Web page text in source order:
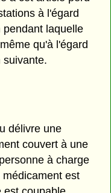
à l'égard
laquelle
qu'à l'égard
suivante.
délivre une
couvert à une
à charge
est